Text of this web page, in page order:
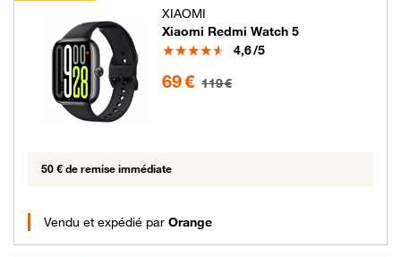
XIAOMI
Xiaomi Redmi Watch 5
Note
4,6/5
69 € 119 €
50 € de remise immédiate
Vendu et expédié par Orange